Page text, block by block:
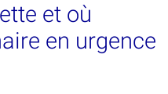
et où
en urgence